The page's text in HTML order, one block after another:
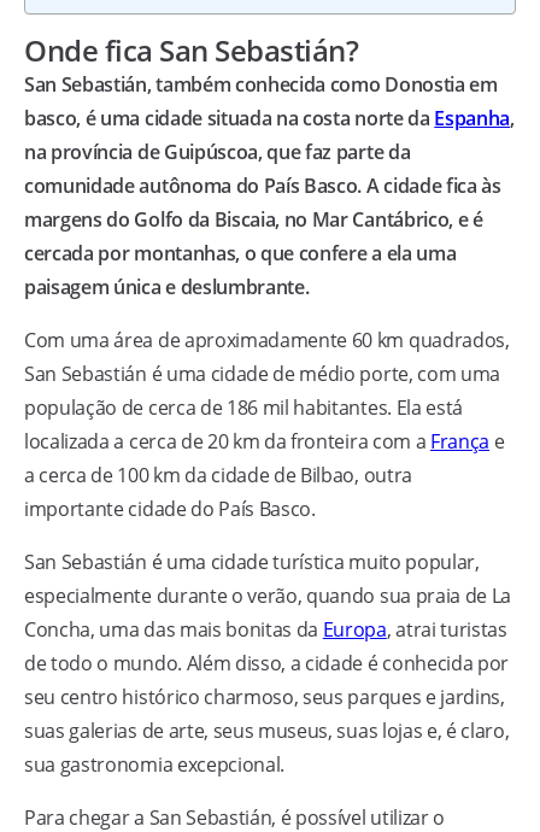
Onde fica San Sebastián?
San Sebastián, também conhecida como Donostia em
basco, é uma cidade situada na costa norte da Espanha,
na província de Guipúscoa, que faz parte da
comunidade autônoma do País Basco. A cidade fica às
margens do Golfo da Biscaia, no Mar Cantábrico, e é
cercada por montanhas, o que confere a ela uma
paisagem única e deslumbrante.
Com uma área de aproximadamente 60 km quadrados,
San Sebastián é uma cidade de médio porte, com uma
população de cerca de 186 mil habitantes. Ela está
localizada a cerca de 20 km da fronteira com a França e
a cerca de 100 km da cidade de Bilbao, outra
importante cidade do País Basco.
San Sebastián é uma cidade turística muito popular,
especialmente durante o verão, quando sua praia de La
Concha, uma das mais bonitas da Europa, atrai turistas
de todo o mundo. Além disso, a cidade é conhecida por
seu centro histórico charmoso, seus parques e jardins,
suas galerias de arte, seus museus, suas lojas e, é claro,
sua gastronomia excepcional.
Para chegar a San Sebastián, é possível utilizar o